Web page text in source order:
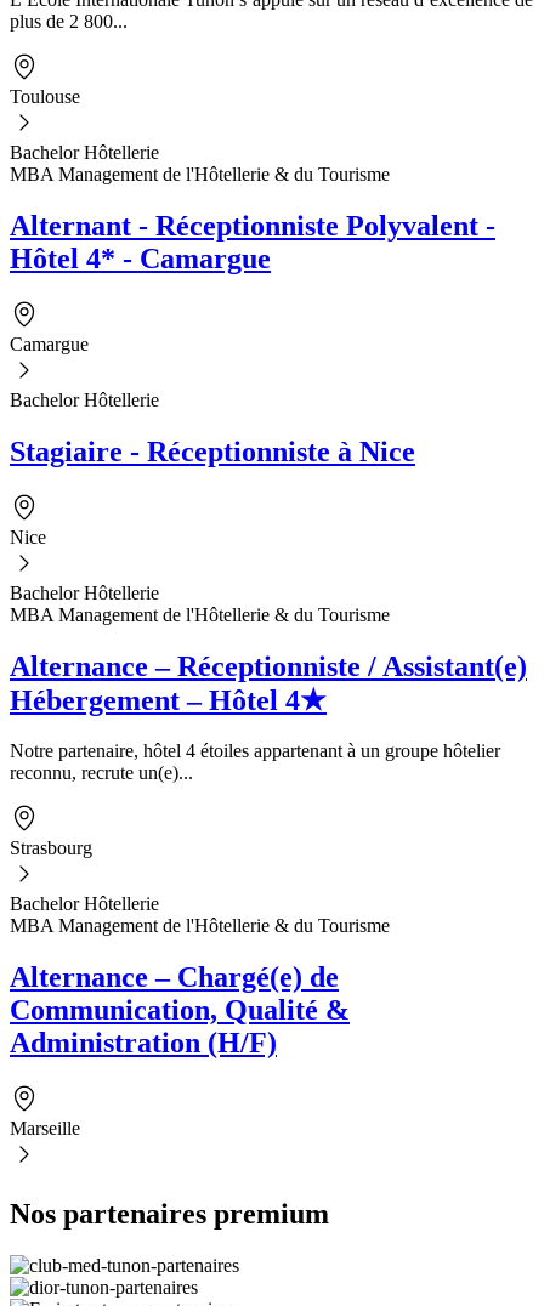
plus de 2 800...
Toulouse
Bachelor Hôtellerie
MBA Management de l'Hôtellerie & du Tourisme
Alternant - Réceptionniste Polyvalent -
Hôtel 4* - Camargue
Camargue
Bachelor Hôtellerie
Stagiaire - Réceptionniste à Nice
Nice
Bachelor Hôtellerie
MBA Management de l'Hôtellerie & du Tourisme
Alternance – Réceptionniste / Assistant(e)
Hébergement – Hôtel 4★
Notre partenaire, hôtel 4 étoiles appartenant à un groupe hôtelier
reconnu, recrute un(e)...
Strasbourg
Bachelor Hôtellerie
MBA Management de l'Hôtellerie & du Tourisme
Alternance – Chargé(e) de
Communication, Qualité &
Administration (H/F)
Marseille
Nos partenaires premium